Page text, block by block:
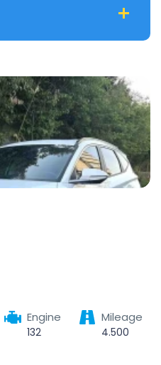
Engine
132
Mileage
4.500